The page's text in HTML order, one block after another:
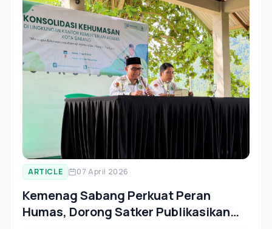
ARTICLE 07 April 2026
Kemenag Sabang Perkuat Peran
Humas, Dorong Satker Publikasikan